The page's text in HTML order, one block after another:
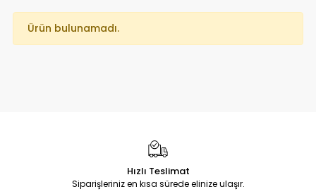
Ürün bulunamadı.
Hızlı Teslimat
Siparişleriniz en kısa sürede elinize ulaşır.